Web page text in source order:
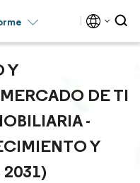
Y
DE TI
-
Y
2031)